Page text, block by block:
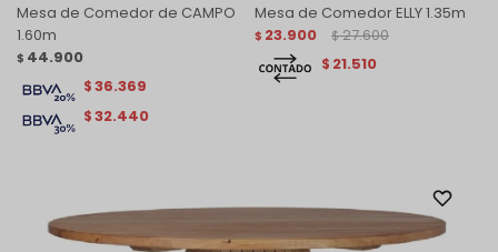
Mesa de Comedor de CAMPO
1.60m
$ 44.900
$32.440
$36.369
Mesa de Comedor ELLY 1.35m
$ 23.900 $ 27.600
$ 21.510